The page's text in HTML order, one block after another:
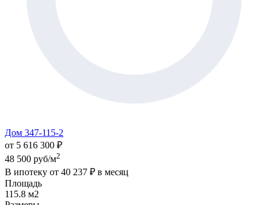
Дом 347-115-2
от 5 616 300 ₽
48 500 руб/м2
В ипотеку от 40 237 ₽ в месяц
Площадь
115.8 м2